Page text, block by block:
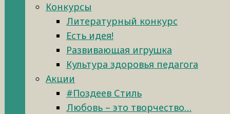
Конкурсы
Литературный конкурс
Есть идея!
Развивающая игрушка
Культура здоровья педагога
Акции
#Поздеев Стиль
Любовь – это творчество…